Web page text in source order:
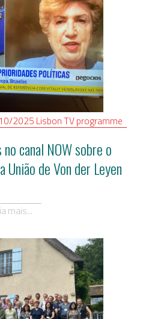
2025 LisbonTV programme
canal NOW sobre o
União de Von der Leyen
mais...